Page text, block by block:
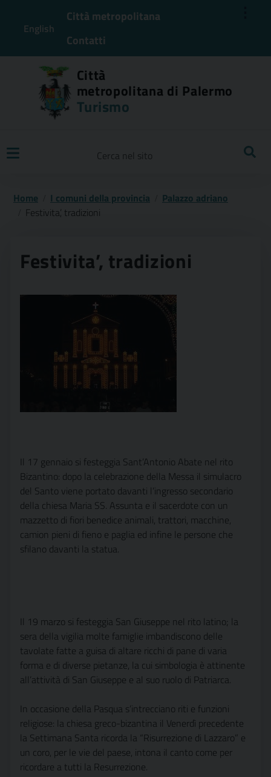
English
Città metropolitana
Contatti
Città
metropolitana di Palermo
Turismo
Home I comuni della provincia
Palazzo adriano
Festivita’, tradizioni
Festivita’, tradizioni
Il 17 gennaio si festeggia Sant’Antonio Abate nel rito
Bizantino: dopo la celebrazione della Messa il simulacro
del Santo viene portato davanti l’ingresso secondario
della chiesa Maria SS. Assunta e il sacerdote con un
mazzetto di fiori benedice animali, trattori, macchine,
camion pieni di fieno e paglia ed infine le persone che
sfilano davanti la statua.
Il 19 marzo si festeggia San Giuseppe nel rito latino; la
sera della vigilia molte famiglie imbandiscono delle
tavolate fatte a guisa di altare ricchi di pane di varia
forma e di diverse pietanze, la cui simbologia è attinente
all’attività di San Giuseppe e al suo ruolo di Patriarca.
In occasione della Pasqua s’intrecciano riti e funzioni
religiose: la chiesa greco-bizantina il Venerdì precedente
la Settimana Santa ricorda la “Risurrezione di Lazzaro” e
un coro, per le vie del paese, intona il canto come per
ricordare a tutti la Resurrezione.